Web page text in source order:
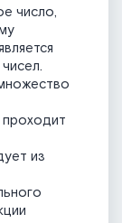
число,
из